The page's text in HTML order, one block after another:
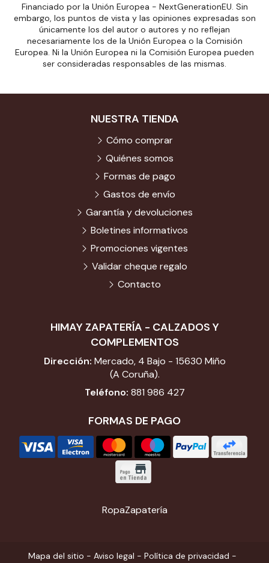
Financiado por la Unión Europea - NextGenerationEU. Sin
embargo, los puntos de vista y las opiniones expresadas son
únicamente los del autor o autores y no reflejan
necesariamente los de la Unión Europea o la Comisión
Europea. Ni la Unión Europea ni la Comisión Europea pueden
ser consideradas responsables de las mismas.
HIMAY ZAPATERÍA - CALZADOS Y
COMPLEMENTOS
Dirección: Mercado, 4 Bajo - 15630 Miño
(A Coruña).
Teléfono: 881 986 427
FORMAS DE PAGO
NUESTRA TIENDA
Cómo comprar
Quiénes somos
Formas de pago
Gastos de envío
Garantía y devoluciones
Boletines informativos
Promociones vigentes
Validar cheque regalo
Contacto
RopaZapatería
Mapa del sitio - Aviso legal - Política de privacidad -